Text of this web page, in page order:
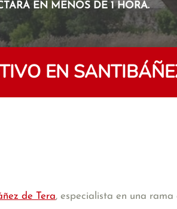
EN MENOS DE 1 HORA.
EN
de Tera, especialista en una